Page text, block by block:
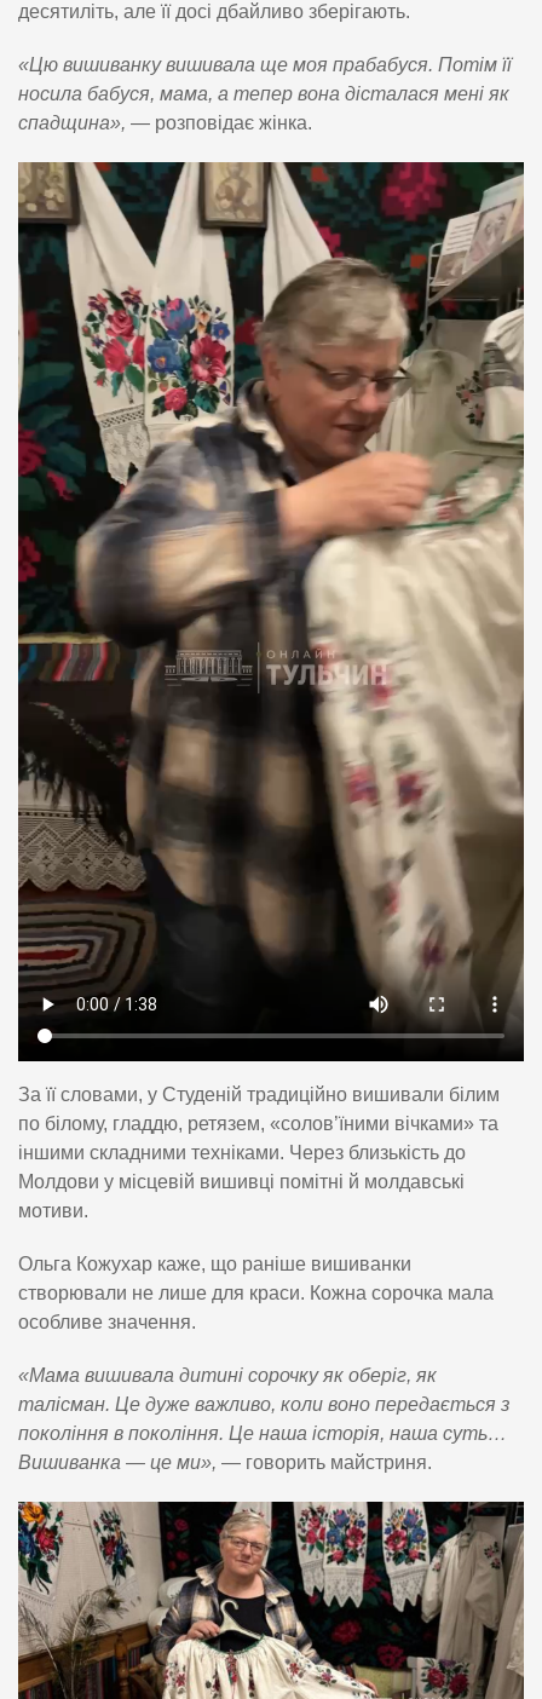
десятиліть, але її досі дбайливо зберігають.
«Цю вишиванку вишивала ще моя прабабуся. Потім її
носила бабуся, мама, а тепер вона дісталася мені як
спадщина», — розповідає жінка.
За її словами, у Студеній традиційно вишивали білим
по білому, гладдю, ретязем, «солов’їними вічками» та
іншими складними техніками. Через близькість до
Молдови у місцевій вишивці помітні й молдавські
мотиви.
Ольга Кожухар каже, що раніше вишиванки
створювали не лише для краси. Кожна сорочка мала
особливе значення.
«Мама вишивала дитині сорочку як оберіг, як
талісман. Це дуже важливо, коли воно передається з
покоління в покоління. Це наша історія, наша суть…
Вишиванка — це ми», — говорить майстриня.